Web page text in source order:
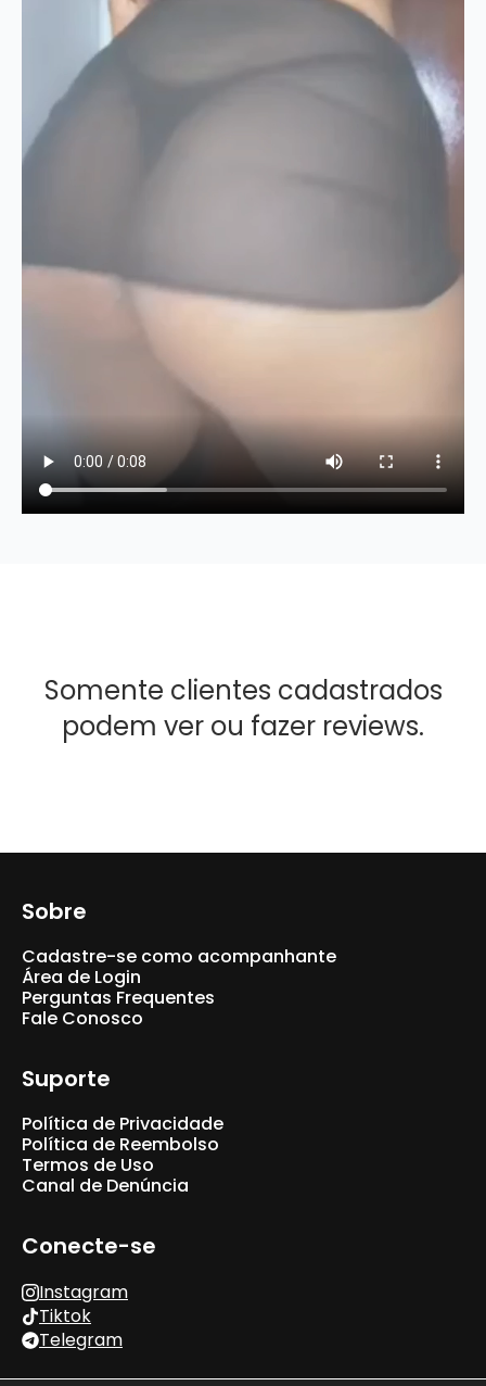
Somente clientes cadastrados
podem ver ou fazer reviews.
Sobre
Cadastre-se como acompanhante
Área de Login
Perguntas Frequentes
Fale Conosco
Suporte
Política de Privacidade
Política de Reembolso
Termos de Uso
Canal de Denúncia
Conecte-se
Instagram
Tiktok
Telegram